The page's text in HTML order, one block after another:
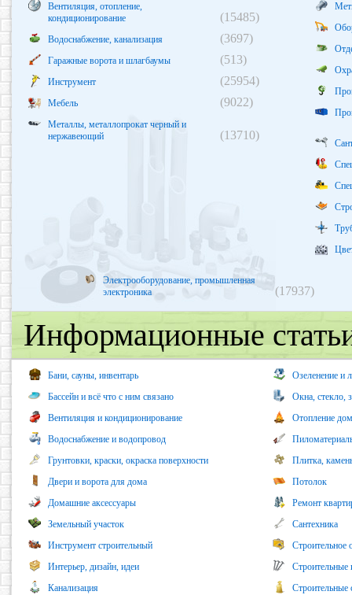
Вентиляция, отопление,
кондиционирование
(15485)
Водоснабжение, канализация (3697)
Гаражные ворота и шлагбаумы (513)
Инструмент (25954)
Мебель (9022)
Металлы, металлопрокат черный и
нержавеющий
(13710)
Электрооборудование, промышленная
электроника
(17937)
Информационные
Бани, сауны, инвентарь
Бассейн и всё что с ним связано
Вентиляция и кондиционирование
Водоснабжение и водопровод
Грунтовки, краски, окраска поверхности
Двери и ворота для дома
Домашние аксессуары
Земельный участок
Инструмент строительный
Интерьер, дизайн, идеи
Канализация
Озеленение и
Окна, стекло,
Отопление
Плитка,
Потолок
Ремонт
Сантехника
Строительное
Строительные
Строительные